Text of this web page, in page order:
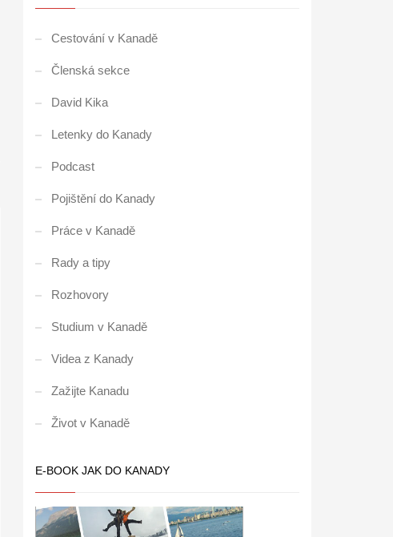
Cestování v Kanadě
Členská sekce
David Kika
Letenky do Kanady
Podcast
Pojištění do Kanady
Práce v Kanadě
Rady a tipy
Rozhovory
Studium v Kanadě
Videa z Kanady
Zažijte Kanadu
Život v Kanadě
E-BOOK JAK DO KANADY